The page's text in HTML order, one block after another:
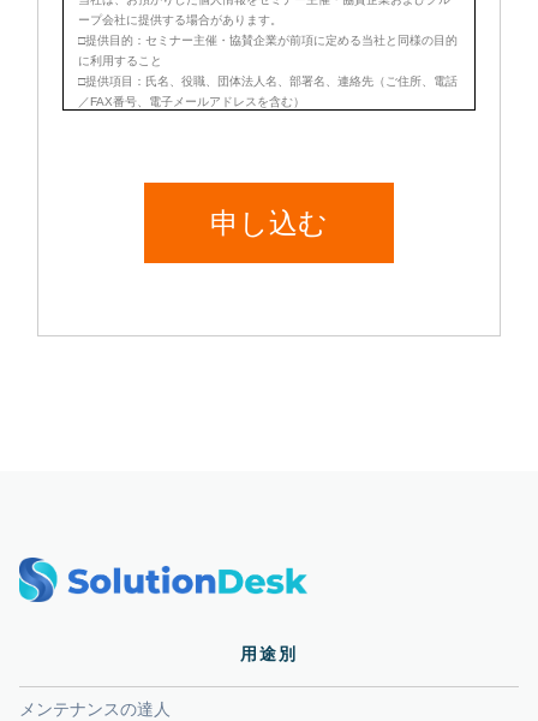
用途別
メンテナンスの達人